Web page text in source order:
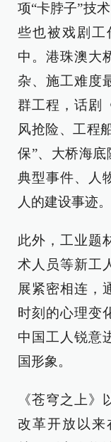
项“卡脖子”技
些也被戏剧
中。港珠澳大
杂、施工难度
群工程，话剧
风抢险、工程
保”、大桥海
典型事件、人
人的建设事迹。
此外，工业题
术人员等新工
展紧密相连，
时刻的心理变
中国工人锐意
国形象。
《苍穹之上》
改革开放以